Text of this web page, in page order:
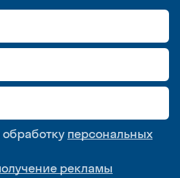
персональных
рекламы